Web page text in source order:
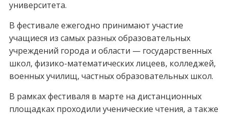
университета.
В фестивале ежегодно принимают участие
учащиеся из самых разных образовательных
учреждений города и области — государственных
школ, физико-математических лицеев, колледжей,
военных училищ, частных образовательных школ.
В рамках фестиваля в марте на дистанционных
площадках проходили ученические чтения, а также